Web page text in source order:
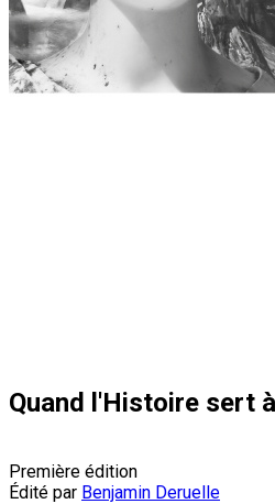
Quand l'Histoire sert
Première édition
Édité par Benjamin Deruelle